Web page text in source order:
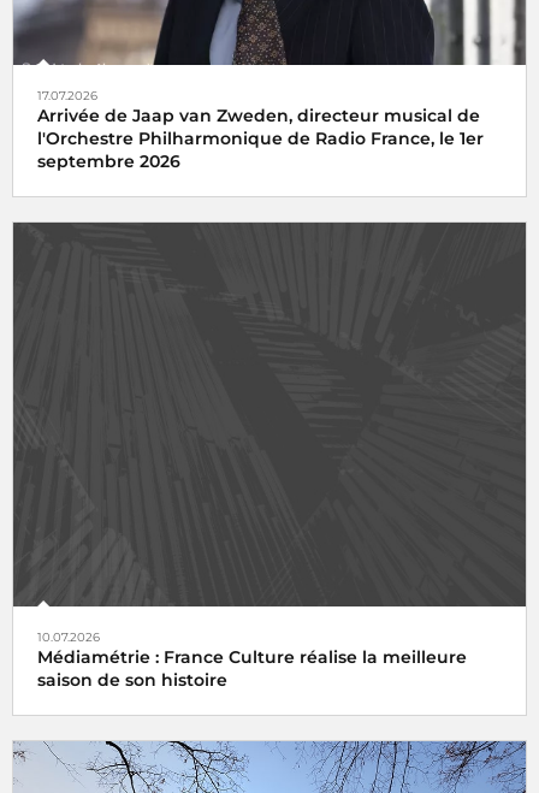
17.07.2026
Arrivée de Jaap van Zweden, directeur musical de
l'Orchestre Philharmonique de Radio France, le 1er
septembre 2026
10.07.2026
Médiamétrie : France Culture réalise la meilleure
saison de son histoire